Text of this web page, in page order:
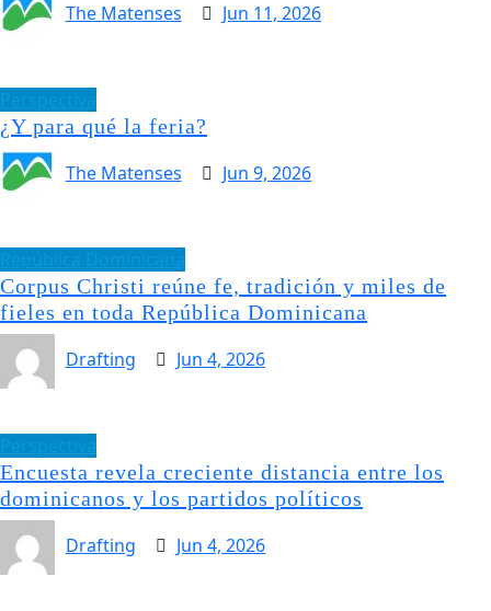
The Matenses
Jun 11, 2026
¿Y para qué la feria?
The Matenses
Jun 9, 2026
Corpus Christi reúne fe, tradición y miles de
fieles en toda República Dominicana
Drafting
Jun 4, 2026
Encuesta revela creciente distancia entre los
dominicanos y los partidos políticos
Drafting
Jun 4, 2026